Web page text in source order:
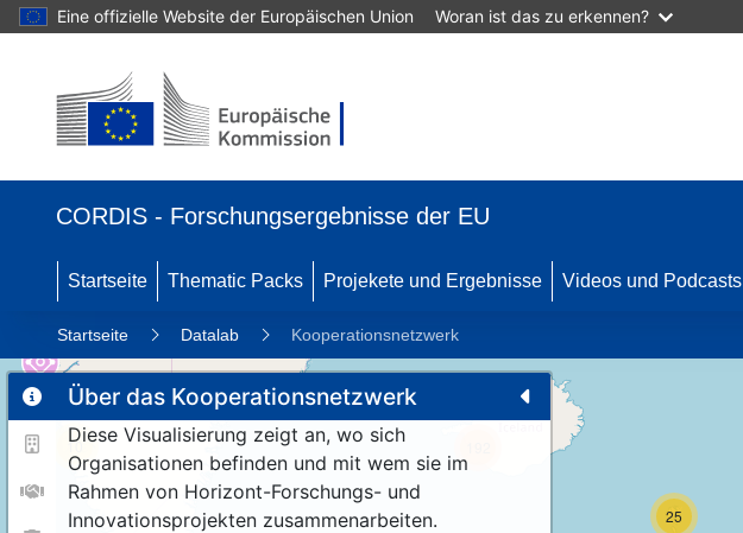
Eine offizielle Website der Europäischen Union Woran ist das zu erkennen?
CORDIS - Forschungsergebnisse der EU
Startseite Thematic Packs Projekete und Ergebnisse Videos und Podcasts
Startseite Datalab Kooperationsnetzwerk
Über das Kooperationsnetzwerk
Diese Visualisierung zeigt an, wo sich
Organisationen befinden und mit wem sie im
Rahmen von Horizont-Forschungs- und
Innovationsprojekten zusammenarbeiten.
10
25